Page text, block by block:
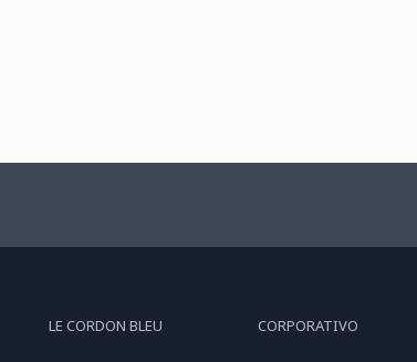
LE CORDON BLEU CORPORATIVO